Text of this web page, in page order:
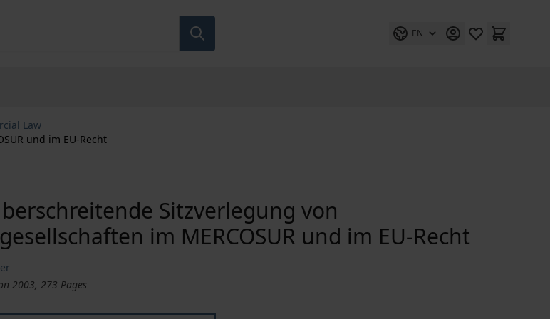
EN
Law
und im EU-Recht
Sitzverlegung von
im MERCOSUR und im EU-Recht
2003, 273 Pages